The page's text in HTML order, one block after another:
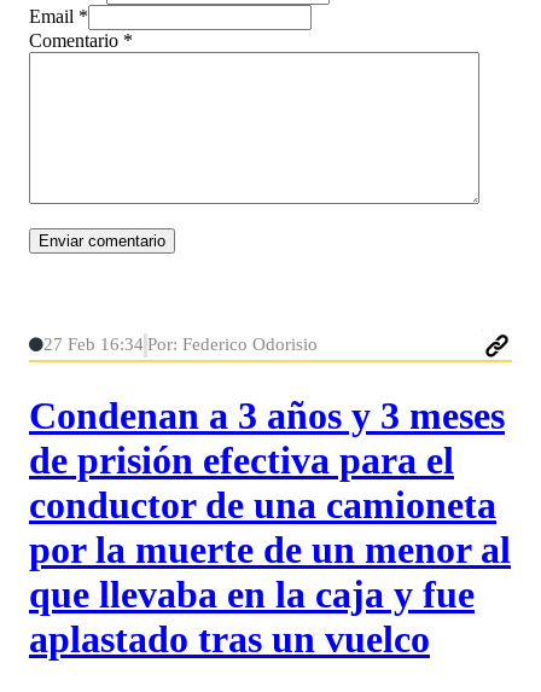
Email *
Comentario *
27 Feb 16:34Por: Federico Odorisio
Condenan a 3 años y 3 meses
de prisión efectiva para el
conductor de una camioneta
por la muerte de un menor al
que llevaba en la caja y fue
aplastado tras un vuelco